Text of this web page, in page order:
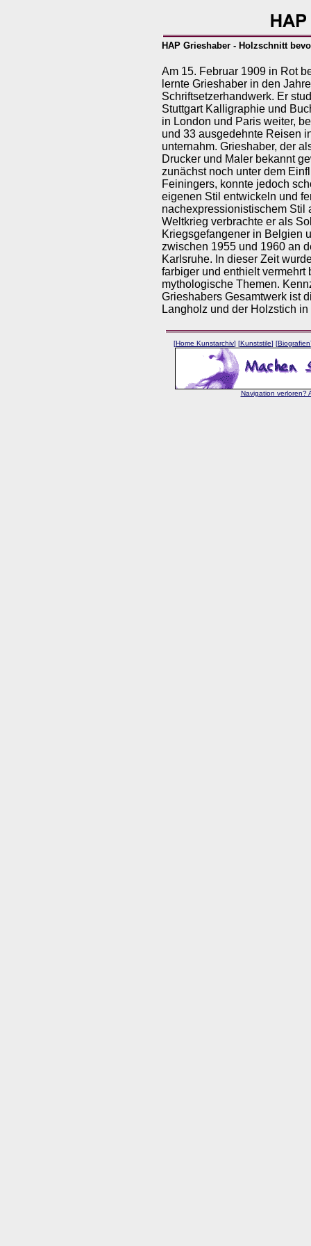
HAP Grieshaber - Holzschnitt
Am 15. Februar 1909 in Rot
lernte Grieshaber in den
Schriftsetzerhandwerk. Er
Stuttgart Kalligraphie und
in London und Paris weiter,
und 33 ausgedehnte Reisen
unternahm. Grieshaber, der
Drucker und Maler bekannt
zunächst noch unter dem
Feiningers, konnte jedoch
eigenen Stil entwickeln und
nachexpressionistischem Stil
Weltkrieg verbrachte er als
Kriegsgefangener in Belgien
zwischen 1955 und 1960 an
Karlsruhe. In dieser Zeit
farbiger und enthielt vermehrt
mythologische Themen.
Grieshabers Gesamtwerk ist
Langholz und der Holzstich
[Home Kunstarchiv] [Kunststile] [Biografien
Navigation verloren?